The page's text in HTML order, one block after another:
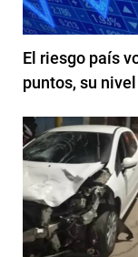
El riesgo país
puntos, su